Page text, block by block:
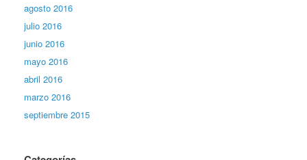
agosto 2016
julio 2016
junio 2016
mayo 2016
abril 2016
marzo 2016
septiembre 2015